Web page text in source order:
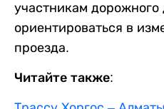
участникам
ориентироваться в
проезда.
Читайте также: